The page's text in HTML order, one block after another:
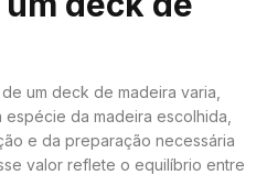
um deck de madeira varia,
da madeira escolhida,
e da preparação necessária
valor reflete o equilíbrio entre